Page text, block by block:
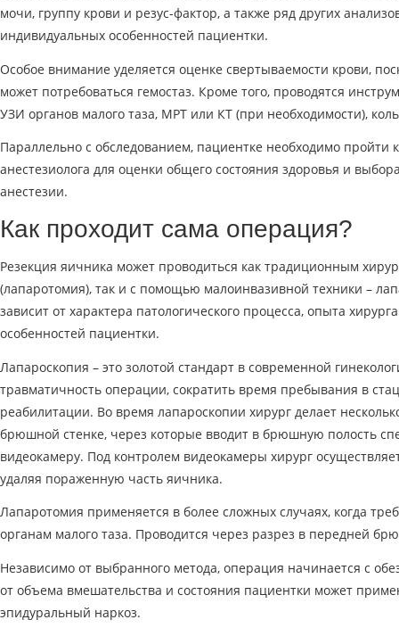
мочи, группу крови и резус-фактор, а также ряд других
индивидуальных особенностей пациентки.
Особое внимание уделяется оценке свертываемости крови,
может потребоваться гемостаз. Кроме того, проводятся
УЗИ органов малого таза, МРТ или КТ (при необходимости),
Параллельно с обследованием, пациентке необходимо пройти
анестезиолога для оценки общего состояния здоровья и
анестезии.
Как проходит сама операция?
Резекция яичника может проводиться как традиционным
(лапаротомия), так и с помощью малоинвазивной техники –
зависит от характера патологического процесса, опыта
особенностей пациентки.
Лапароскопия – это золотой стандарт в современной
травматичность операции, сократить время пребывания в
реабилитации. Во время лапароскопии хирург делает
брюшной стенке, через которые вводит в брюшную полость
видеокамеру. Под контролем видеокамеры хирург
удаляя пораженную часть яичника.
Лапаротомия применяется в более сложных случаях, когда
органам малого таза. Проводится через разрез в передней
Независимо от выбранного метода, операция начинается с
от объема вмешательства и состояния пациентки может
эпидуральный наркоз.